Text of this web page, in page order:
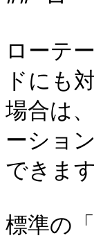
ローテ
ドにも
場合は
ーショ
できま
標準の